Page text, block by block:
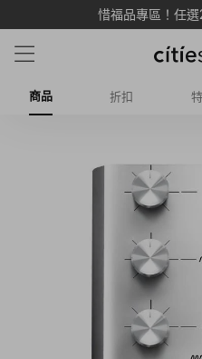
惜福品專區！任選
商品 折扣